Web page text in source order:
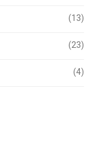
(13)
(23)
(4)